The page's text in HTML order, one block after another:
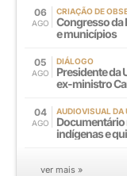
06
AGO
CRIAÇÃO DE
Congresso da
e municípios
05
AGO
DIÁLOGO
Presidente da
ex-ministro
04
AGO
AUDIOVISUAL DA
Documentário
indígenas e
ver mais »